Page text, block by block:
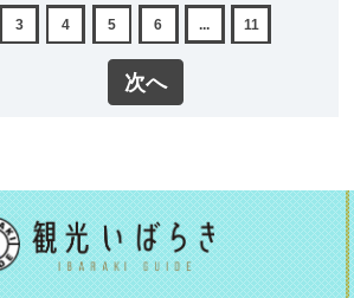
3 4 5 6 ... 11
次へ